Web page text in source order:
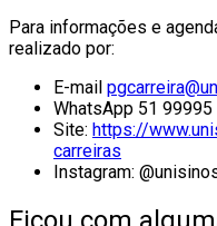
Para informações e
realizado por:
E-mail
WhatsApp 51 99995
Site: https://
carreiras
Instagram: